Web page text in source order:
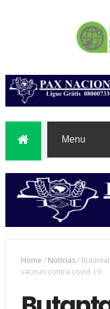
Home / Notícias/
vacinas contra covid-19